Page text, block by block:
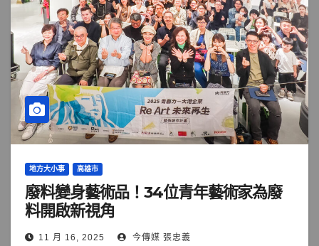
地方大小事 高雄市
廢料變身藝術品！34位青年藝術家為廢
料開啟新視角
11 月 16, 2025 今傳媒 張忠義